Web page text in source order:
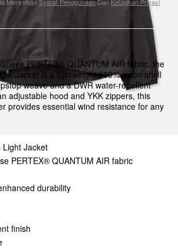
PERTEX® QUANTUM AIR fabric, the
Jacket is a lightweight 100% nylon shell
weave and a DWR water-repellent
adjustable hood and YKK zippers, this
provides essential wind resistance for any
Light Jacket
PERTEX® QUANTUM AIR fabric
durability
finish